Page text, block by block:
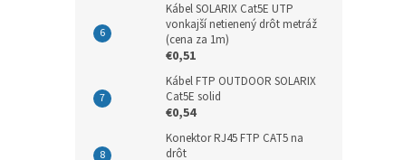
Kábel SOLARIX Cat5E UTP
vonkajší netienený drôt metráž
(cena za 1m)
€0,51
Kábel FTP OUTDOOR SOLARIX
Cat5E solid
€0,54
Konektor RJ45 FTP CAT5 na
drôt